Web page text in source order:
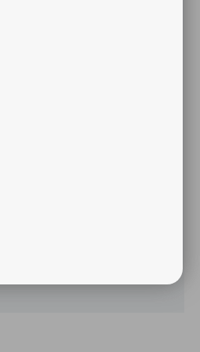
gerechtelijke en
15% van het te vorderen
betrekking hebbende op
zijn deze bepalingen